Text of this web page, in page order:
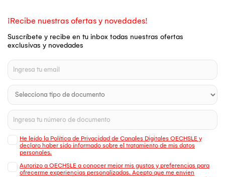
¡Recibe nuestras ofertas y novedades!
Suscríbete y recibe en tu inbox todas nuestras ofertas
exclusivas y novedades
He leído la Política de Privacidad de Canales Digitales OECHSLE y
declaro haber sido informado sobre el tratamiento de mis datos
personales.
Autorizo a OECHSLE a conocer mejor mis gustos y preferencias para
ofrecerme experiencias personalizadas. Acepto que me envien